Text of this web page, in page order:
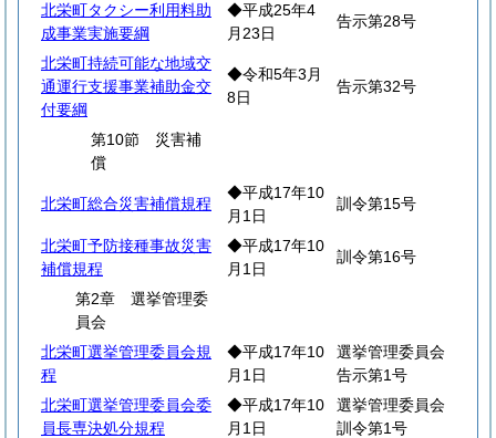
北栄町タクシー利用料助
成事業実施要綱
◆平成25年4
月23日
告示第28号
北栄町持続可能な地域交
通運行支援事業補助金交
付要綱
◆令和5年3月
8日
告示第32号
第10節 災害補
償
北栄町総合災害補償規程
◆平成17年10
月1日
訓令第15号
北栄町予防接種事故災害
補償規程
◆平成17年10
月1日
訓令第16号
第2章 選挙管理委
員会
北栄町選挙管理委員会規
程
◆平成17年10
月1日
選挙管理委員会
告示第1号
北栄町選挙管理委員会委
員長専決処分規程
◆平成17年10
月1日
選挙管理委員会
訓令第1号